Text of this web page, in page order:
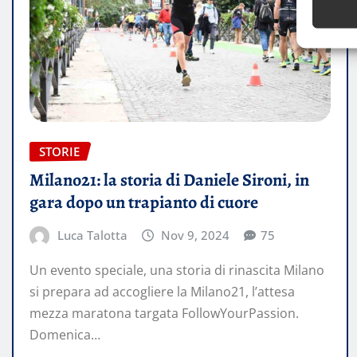
STORIE
Milano21: la storia di Daniele Sironi, in
gara dopo un trapianto di cuore
Luca Talotta Nov 9, 2024 75
Un evento speciale, una storia di rinascita Milano
si prepara ad accogliere la Milano21, l’attesa
mezza maratona targata FollowYourPassion.
Domenica…